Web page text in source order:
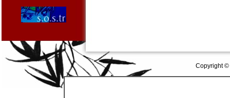
Copyright ©